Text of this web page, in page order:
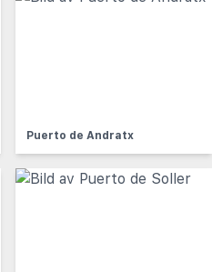
Puerto de Andratx